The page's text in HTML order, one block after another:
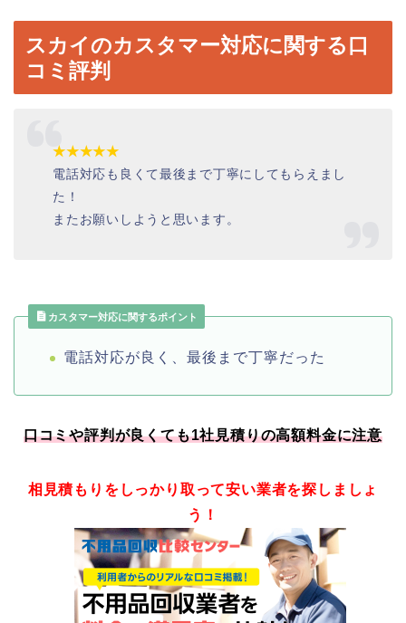
スカイのカスタマー対応に関する口
コミ評判
★★★★★
電話対応も良くて最後まで丁寧にしてもらえまし
た！
またお願いしようと思います。
カスタマー対応に関するポイント
電話対応が良く、最後まで丁寧だった
口コミや評判が良くても1社見積りの高額料金に注意
相見積もりをしっかり取って安い業者を探しましょ
う！